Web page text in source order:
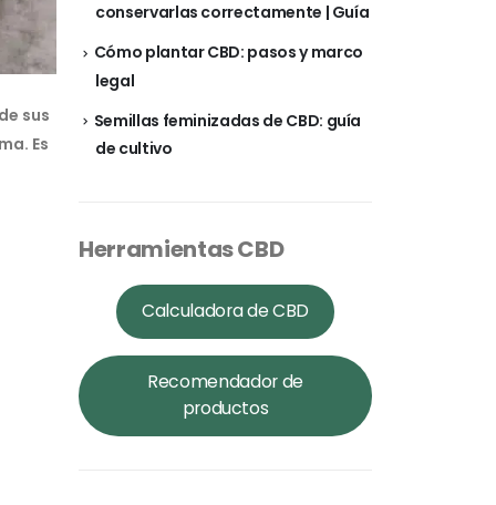
sus
Es
conservarlas correctamente | Guía
Cómo plantar CBD: pasos y marco
legal
Semillas feminizadas de CBD: guía
de cultivo
Herramientas CBD
Calculadora de CBD
Recomendador de
productos